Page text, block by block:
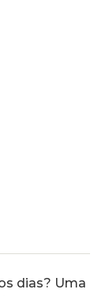
dias? Uma